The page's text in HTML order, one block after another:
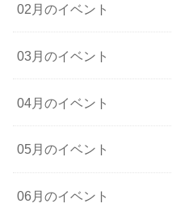
02月のイベント
03月のイベント
04月のイベント
05月のイベント
06月のイベント